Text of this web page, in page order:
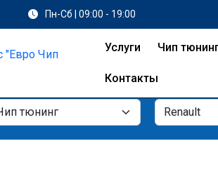
Пн-Сб | 09:00 - 19:00
Услуги Чип
Контакты